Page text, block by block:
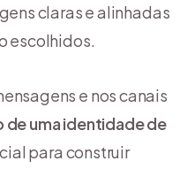
claras e alinhadas
escolhidos.
e nos canais
de uma identidade de
para construir